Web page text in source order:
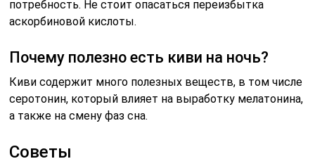
потребность. Не стоит опасаться переизбытка
аскорбиновой кислоты.
Почему полезно есть киви на ночь?
Киви содержит много полезных веществ, в том числе
серотонин, который влияет на выработку мелатонина,
а также на смену фаз сна.
Советы